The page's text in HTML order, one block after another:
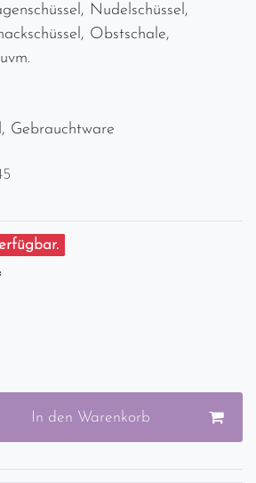
Nudelschüssel,
Obstschale,
Gebrauchtware
In den Warenkorb